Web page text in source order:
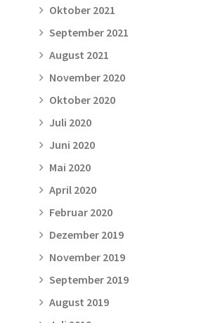
Oktober 2021
September 2021
August 2021
November 2020
Oktober 2020
Juli 2020
Juni 2020
Mai 2020
April 2020
Februar 2020
Dezember 2019
November 2019
September 2019
August 2019